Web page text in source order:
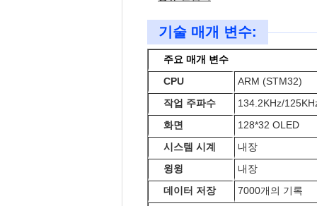
기술 매개 변수:
주요 매개 변수
CPU
ARM (STM32)
작업 주파수
134.2KHz/
화면
128*32 OLED
시스템 시계
내장
윙윙
내장
데이터 저장
7000개의 기록